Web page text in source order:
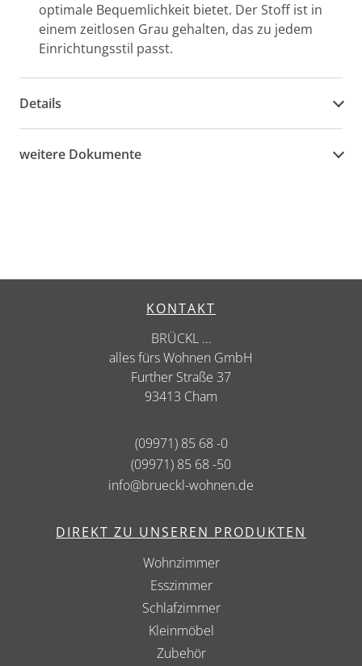
optimale Bequemlichkeit bietet. Der Stoff ist in
einem zeitlosen Grau gehalten, das zu jedem
Einrichtungsstil passt.
Details
weitere Dokumente
KONTAKT
BRÜCKL ...
alles fürs Wohnen GmbH
Further Straße 37
93413 Cham
(09971) 85 68 -0
(09971) 85 68 -50
info@brueckl-wohnen.de
DIREKT ZU UNSEREN PRODUKTEN
Wohnzimmer
Esszimmer
Schlafzimmer
Kleinmöbel
Zubehör